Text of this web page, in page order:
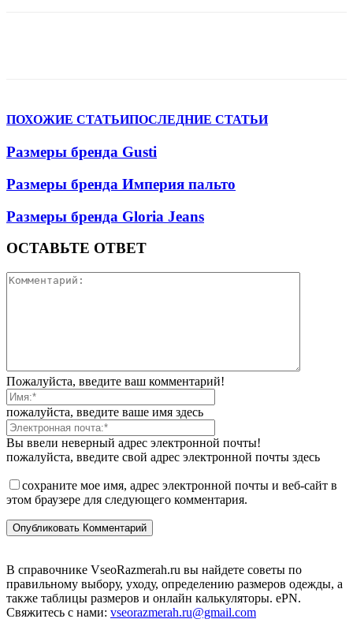
ПОХОЖИЕ СТАТЬИПОСЛЕДНИЕ СТАТЬИ
Размеры бренда Gusti
Размеры бренда Империя пальто
Размеры бренда Gloria Jeans
ОСТАВЬТЕ ОТВЕТ
Пожалуйста, введите ваш комментарий!
пожалуйста, введите ваше имя здесь
Вы ввели неверный адрес электронной почты!
пожалуйста, введите свой адрес электронной почты здесь
сохраните мое имя, адрес электронной почты и веб-сайт в
этом браузере для следующего комментария.
В справочнике VseoRazmerah.ru вы найдете советы по
правильному выбору, уходу, определению размеров одежды, а
также таблицы размеров и онлайн калькуляторы. ePN.
Свяжитесь с нами: vseorazmerah.ru@gmail.com